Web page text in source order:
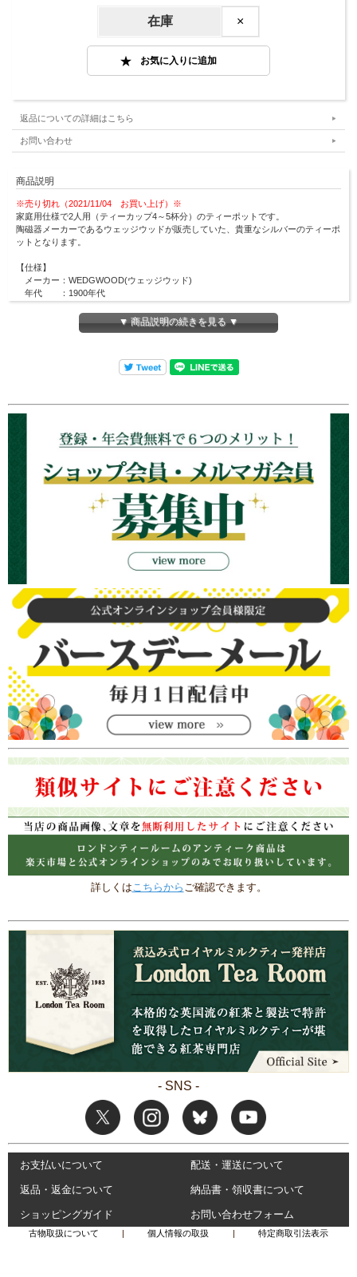
在庫 ×
返品についての詳細はこちら
お問い合わせ
商品説明
※売り切れ（2021/11/04 お買い上げ）※
家庭用仕様で2人用（ティーカップ4～5杯分）のティーポットです。
陶磁器メーカーであるウェッジウッドが販売していた、貴重なシルバーのティーポ
ットとなります。
【仕様】
メーカー：WEDGWOOD(ウェッジウッド)
年代 ：1900年代
アンティークシルバーウェアの在庫について
ロンドンティールームで扱うアンティークは全て一点商品です。
商品は各オンラインショップ・実店舗と在庫を共有しているため、在庫有りと表示
されていてもご注文のタイミングにより、売切れとなる場合がございます。
その場合はメールにてご連絡致しますので、予めご理解・ご了承のほど宜しくお願
▼ 商品説明の続きを見る ▼
詳しくはこちらから ご確認できます。
- SNS -
お支払いについて 配送・運送について
返品・返金について 納品書・領収書について
ショッピングガイド お問い合わせフォーム
古物取扱について | 個人情報の取扱 | 特定商取引法表示